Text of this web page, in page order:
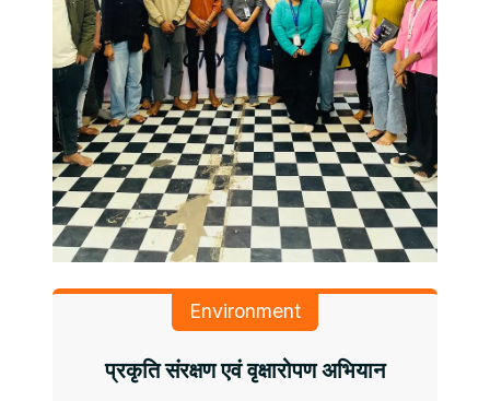
Environment
प्रकृति संरक्षण एवं वृक्षारोपण अभियान